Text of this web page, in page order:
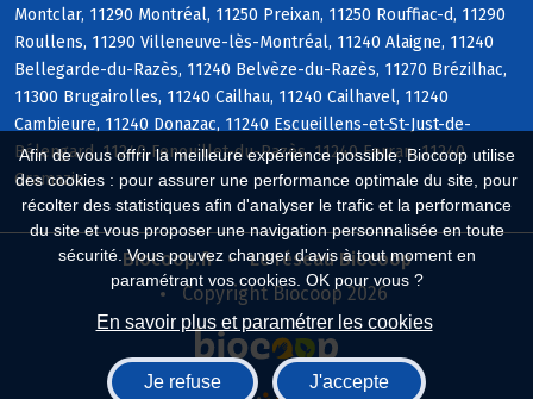
Afin de vous offrir la meilleure expérience possible, Biocoop utilise
des cookies : pour assurer une performance optimale du site, pour
récolter des statistiques afin d'analyser le trafic et la performance
du site et vous proposer une navigation personnalisée en toute
sécurité. Vous pouvez changer d'avis à tout moment en
paramétrant vos cookies. OK pour vous ?
En savoir plus et paramétrer les cookies
Je refuse J'accepte
Montclar, 11290 Montréal, 11250 Preixan, 11250 Rouffiac-d, 11290
Roullens, 11290 Villeneuve-lès-Montréal, 11240 Alaigne, 11240
Bellegarde-du-Razès, 11240 Belvèze-du-Razès, 11270 Brézilhac,
11300 Brugairolles, 11240 Cailhau, 11240 Cailhavel, 11240
Cambieure, 11240 Donazac, 11240 Escueillens-et-St-Just-de-
Bélengard, 11240 Fenouillet-du-Razès, 11240 Ferran, 11240
Gramazie
Biocoop.fr
Le réseau Biocoop
Copyright Biocoop 2026